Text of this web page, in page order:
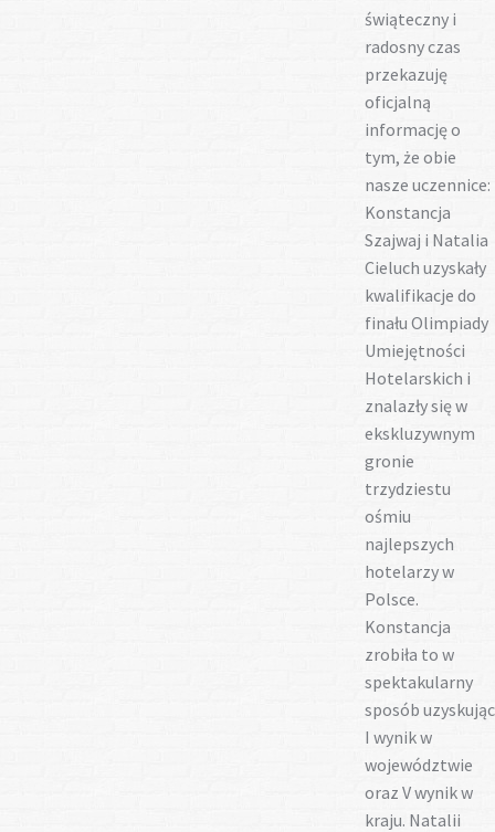
świąteczny i
radosny czas
przekazuję
oficjalną
informację o
tym, że obie
nasze uczennice:
Konstancja
Szajwaj i Natalia
Cieluch uzyskały
kwalifikacje do
finału Olimpiady
Umiejętności
Hotelarskich i
znalazły się w
ekskluzywnym
gronie
trzydziestu
ośmiu
najlepszych
hotelarzy w
Polsce.
Konstancja
zrobiła to w
spektakularny
sposób uzyskując
I wynik w
województwie
oraz V wynik w
kraju. Natalii